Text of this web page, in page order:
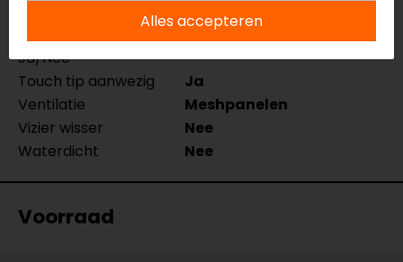
Zomer
Ja/Nee
Touch tip aanwezig
Ja
Ventilatie
Meshpanelen
Vizier wisser
Nee
Waterdicht
Nee
Voorraad
Alles accepteren